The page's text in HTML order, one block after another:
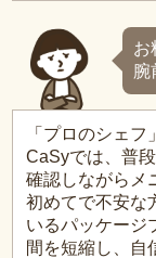
お
腕
「プロのシェ
CaSyでは、普
確認しながらメ
初めてで不安な
いるパッケージ
間を短縮し、自